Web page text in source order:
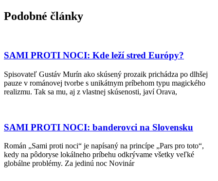
Podobné články
SAMI PROTI NOCI: Kde leží stred Európy?
Spisovateľ Gustáv Murín ako skúsený prozaik prichádza po dlhšej
pauze v románovej tvorbe s unikátnym príbehom typu magického
realizmu. Tak sa mu, aj z vlastnej skúsenosti, javí Orava,
SAMI PROTI NOCI: banderovci na Slovensku
Román „Sami proti noci“ je napísaný na princípe „Pars pro toto“,
kedy na pôdoryse lokálneho príbehu odkrývame všetky veľké
globálne problémy. Za jedinú noc Novinár